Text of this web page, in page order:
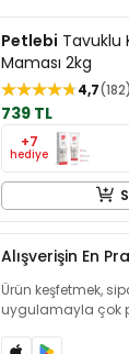
Petlebi Tavuklu
Maması 2kg
4,7 182
739 TL
+7
hediye
Alışverişin En
Ürün keşfetmek,
uygulamayla çok